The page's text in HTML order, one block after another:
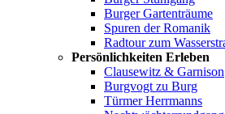
Burger Gartenträume
Spuren der Romanik
Radtour zum
Persönlichkeiten Erleben
Clausewitz & Garnison
Burgvogt zu Burg
Türmer Herrmanns